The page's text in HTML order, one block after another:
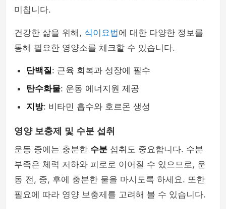
미칩니다.
건강한 삶을 위해, 식이요법에 대한 다양한 정보를
통해 필요한 영양소를 체크할 수 있습니다.
단백질: 근육 회복과 성장에 필수
탄수화물: 운동 에너지원 제공
지방: 비타민 흡수와 호르몬 생성
영양 보충제 및 수분 섭취
운동 중에는 충분한 수분 섭취도 중요합니다. 수분
부족은 체력 저하와 피로로 이어질 수 있으므로, 운
동 전, 중, 후에 충분한 물을 마시도록 하세요. 또한
필요에 따라 영양 보충제를 고려해 볼 수 있습니다.